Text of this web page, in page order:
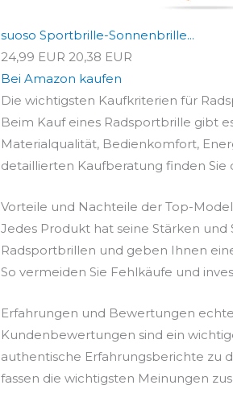
suoso Sportbrille-Sonnenbrille...
24,99 EUR 20,38 EUR
Bei Amazon kaufen
Die wichtigsten Kaufkriterien für
Beim Kauf eines Radsportbrille gibt
Materialqualität, Bedienkomfort,
detaillierten Kaufberatung finden
Vorteile und Nachteile der Top-
Jedes Produkt hat seine Stärken
Radsportbrillen und geben Ihnen
So vermeiden Sie Fehlkäufe und
Erfahrungen und Bewertungen
Kundenbewertungen sind ein
authentische Erfahrungsberichte zu
fassen die wichtigsten Meinungen